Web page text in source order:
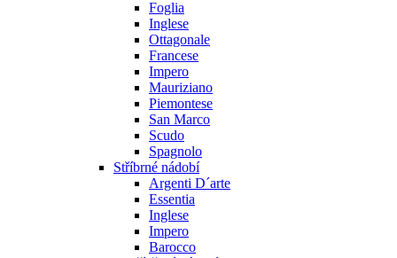
Foglia
Inglese
Ottagonale
Francese
Impero
Mauriziano
Piemontese
San Marco
Scudo
Spagnolo
Stříbrné nádobí
Argenti D´arte
Essentia
Inglese
Impero
Barocco